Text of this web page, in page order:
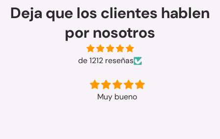
Deja que los clientes hablen
por nosotros
de 1212 reseñas
Muy bueno